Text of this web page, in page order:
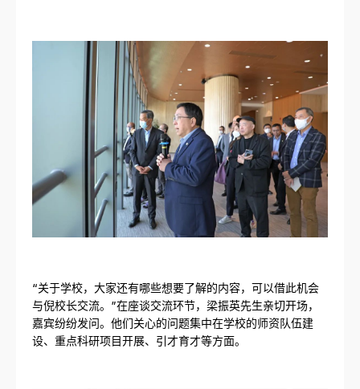
“关于学校，大家还有哪些想要了解的内容，可以借此机会
与倪校长交流。”在座谈交流环节，梁振英先生亲切开场，
嘉宾纷纷发问。他们关心的问题集中在学校的师资队伍建
设、重点科研项目开展、引才育才等方面。